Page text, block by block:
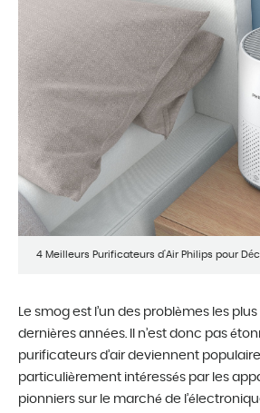
4 Meilleurs Purificateurs d'Air Philips pour
Le smog est l’un des problèmes les
dernières années. Il n’est donc pas
purificateurs d’air deviennent
particulièrement intéressés par les
pionniers sur le marché de